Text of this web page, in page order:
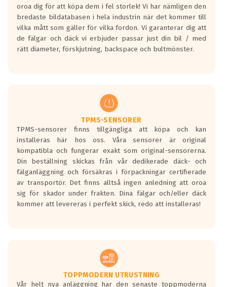
På däckmärkningen kommer det finnas
en symbol av ett däck med vågar. Hög
bullernivå markeras med svarta vågor
medans de vita vågorna påvisar om det är
ett tyst däck.
regelverket som introduceras år 2016.
Ett däck med två svarta vågor är redan
godkända för år 2016 nya regelverk.
Ett däck med en svart våg kommer vara
minst tre decibel tystare än det
regelverk som börjar gälla 2016.
oroa dig för att köpa dem i fel storlek! Vi har nämligen den
bredaste bildatabasen i hela industrin när det kommer till
vilka mått som gäller för vilka fordon. Vi garanterar dig att
de fälgar och däck vi erbjuder passar just din bil / med
rätt diameter, förskjutning, backspace och bultmönster.
TPMS-SENSORER
TPMS-sensorer finns tillgängliga att köpa och kan
installeras här hos oss. Våra sensorer är original
kompatibla och fungerar exakt som original-sensorerna.
Din beställning skickas från vår dedikerade däck- och
fälganläggning och försäkras i förpackningar certifierade
av transportör. Det finns alltså ingen anledning att oroa
sig för skador under frakten. Dina fälgar och/eller däck
kommer att levereras i perfekt skick, redo att installeras!
TOPPMODERN UTRUSTNING
Vår helt nya anläggning har den senaste toppmoderna